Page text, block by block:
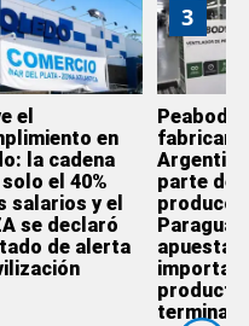
el
en
la cadena
el 40%
salarios y el
se declaró
de alerta
3
Peabody
fabricar
parte de
apuesta
importar